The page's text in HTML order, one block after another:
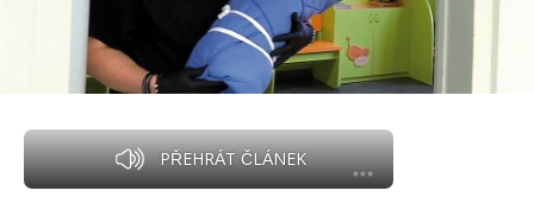
PŘEHRÁT ČLÁNEK